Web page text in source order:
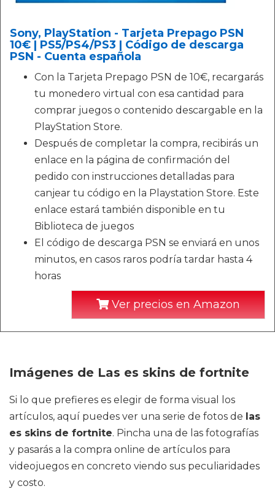
Sony, PlayStation - Tarjeta Prepago PSN
10€ | PS5/PS4/PS3 | Código de descarga
PSN - Cuenta española
Con la Tarjeta Prepago PSN de 10€, recargarás
tu monedero virtual con esa cantidad para
comprar juegos o contenido descargable en la
PlayStation Store.
Después de completar la compra, recibirás un
enlace en la página de confirmación del
pedido con instrucciones detalladas para
canjear tu código en la Playstation Store. Este
enlace estará también disponible en tu
Biblioteca de juegos
El código de descarga PSN se enviará en unos
minutos, en casos raros podría tardar hasta 4
horas
Ver precios en Amazon
Imágenes de Las es skins de fortnite
Si lo que prefieres es elegir de forma visual los
artículos, aquí puedes ver una serie de fotos de las
es skins de fortnite. Pincha una de las fotografías
y pasarás a la compra online de artículos para
videojuegos en concreto viendo sus peculiaridades
y costo.